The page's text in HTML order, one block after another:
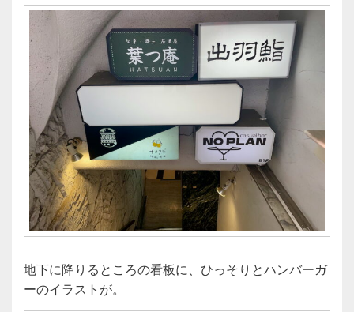
地下に降りるところの看板に、ひっそりとハンバーガ
ーのイラストが。